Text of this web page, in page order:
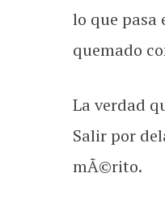
lo que pasa
quemado
La verdad
Salir por
mÃ©rito.